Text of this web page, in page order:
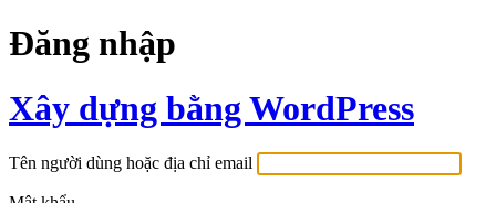
Đăng nhập
Xây dựng bằng WordPress
Tên người dùng hoặc địa chỉ email